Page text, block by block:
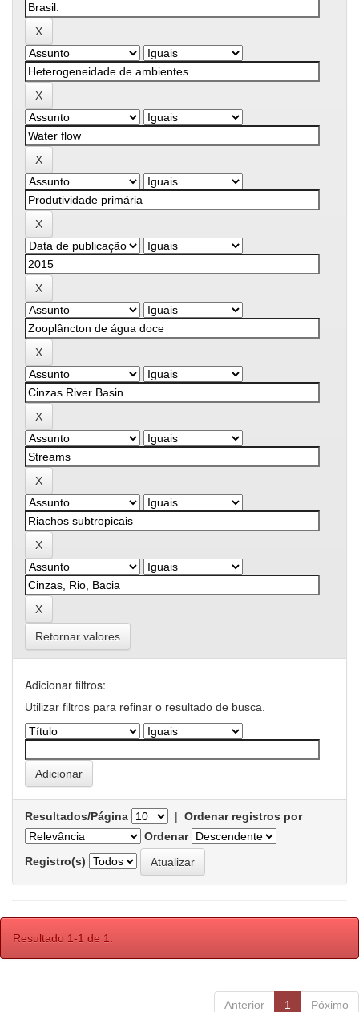
Retornar valores
Adicionar filtros:
Utilizar filtros para refinar o resultado de busca.
Resultados/Página | Ordenar registros por
Ordenar
Registro(s)
Resultado 1-1 de 1.
Anterior 1 Póximo